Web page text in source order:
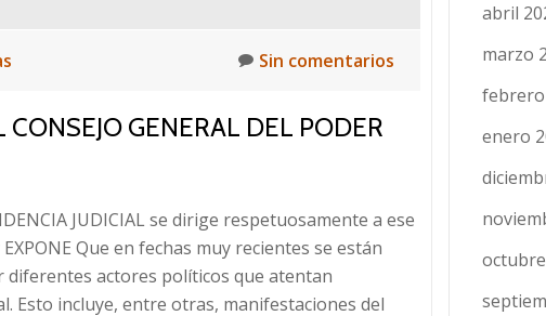
Sin comentarios
CONSEJO GENERAL DEL PODER
JUDICIAL se dirige respetuosamente a ese
EXPONE Que en fechas muy recientes se están
actores políticos que atentan
Esto incluye, entre otras, manifestaciones del
abril
marzo
febrero
enero